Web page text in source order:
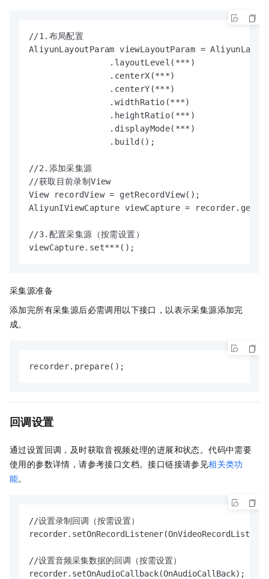
//1.布局配置
AliyunLayoutParam viewLayoutParam =
                .layoutLevel(***)
                .centerX(***)
                .centerY(***)
                .widthRatio(***)
                .heightRatio(***)
                .displayMode(***)
                .build();
//2.添加采集源
//获取目前录制View
View recordView = getRecordView();
AliyunIViewCapture viewCapture =
//3.配置采集源（按需设置）
viewCapture.set***();
采集源准备
添加完所有采集源后必需调用以下接口，以表示采集源添加完
成。
recorder.prepare();
回调设置
通过设置回调，及时获取音视频处理的进展和状态。代码中需要
使用的参数详情，请参考接口文档。接口链接请参见相关类功
能。
//设置录制回调（按需设置）
//设置音频采集数据的回调（按需设置）
recorder.setOnAudioCallback(OnAudioCallBack);